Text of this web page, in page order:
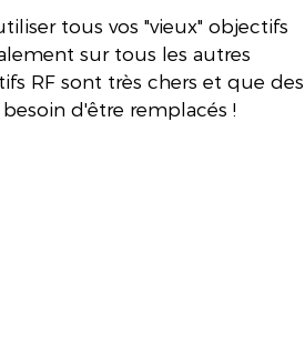
tous vos "vieux" objectifs
sur tous les autres
RF sont très chers et que des
d'être remplacés !